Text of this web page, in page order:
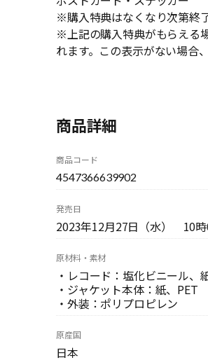
※購入特典はなくなり次第終
※上記の購入特典がもらえる
れます。この表示がない場合
商品詳細
商品コード
4547366639902
発売日
2023年12月27日（水） 10
原材料・素材
・レコード：塩化ビニール、
・ジャケット本体：紙、PET
・外装：ポリプロピレン
原産国
日本